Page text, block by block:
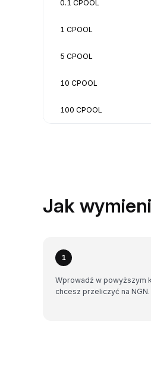
0.1 CPOOL
1 CPOOL
5 CPOOL
10 CPOOL
100 CPOOL
Jak
1
Wprowadź w powyższym
chcesz przeliczyć na NGN.